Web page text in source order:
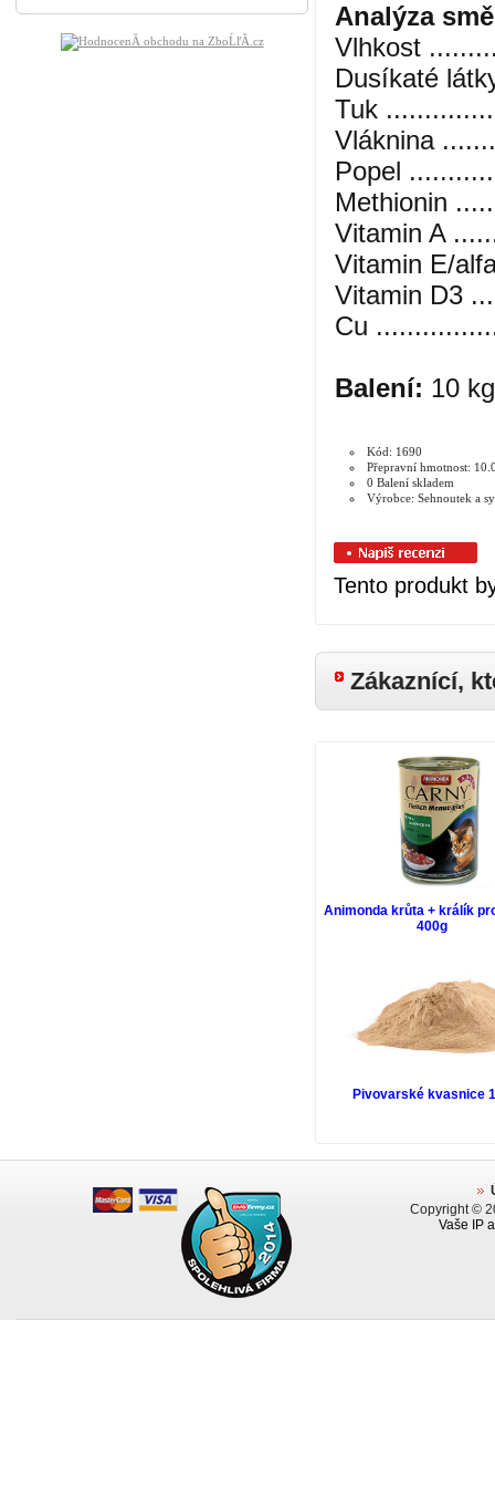
Analýza
Vlhkost
Dusíkaté
Tuk
Vláknina
Popel
Methionin
Vitamin A
Vitamin E/
Vitamin D3
Cu
Balení: 10 kg
Kód: 1690
Přepravní hmotnost:
0 Balení skladem
Výrobce: Sehnoutek a
Tento produkt
Zákaznící,
Animonda krůta + králík
400g
Pivovarské kvasnice
Copyright ©
Vaše IP